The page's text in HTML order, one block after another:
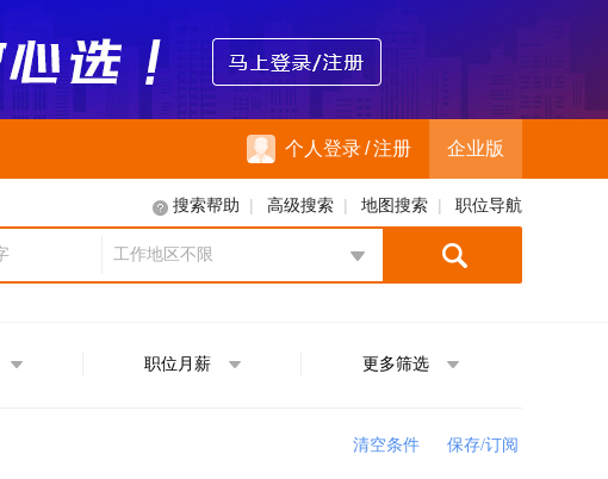
个人登录/注册 企业版
搜索帮助 | 高级搜索 | 地图搜索 | 职位导航
工作地区不限
职位月薪 更多筛选
清空条件 保存/订阅